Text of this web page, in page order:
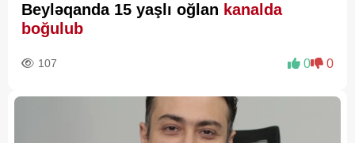
Beyləqanda 15 yaşlı oğlan kanalda
boğulub
107 0 0